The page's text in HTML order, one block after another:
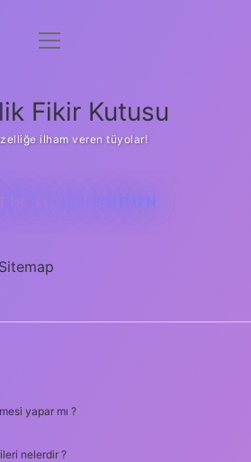
Anasayfa
Yasal Uyarı
menüyü
Fikir Kutusu
ilham veren tüyolar!
OLAN BURUN
Sitemap
yapar mı ?
nelerdir ?